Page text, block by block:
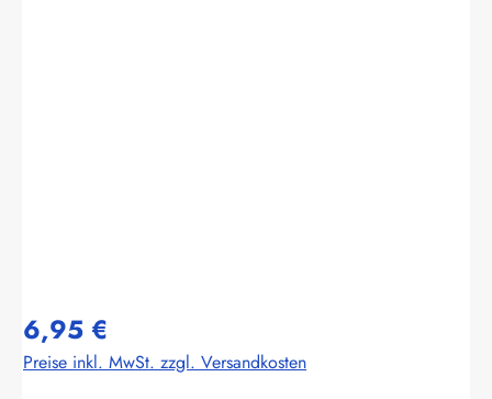
6,95 €
Preise inkl. MwSt. zzgl. Versandkosten